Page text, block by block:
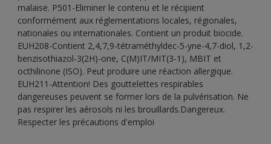
malaise. P501-Eliminer le contenu et le récipient
conformément aux réglementations locales, régionales,
nationales ou internationales. Contient un produit biocide.
EUH208-Contient 2,4,7,9-tétraméthyldec-5-yne-4,7-diol, 1,2-
benzisothiazol-3(2H)-one, C(M)IT/MIT(3-1), MBIT et
octhilinone (ISO). Peut produire une réaction allergique.
EUH211-Attention! Des gouttelettes respirables
dangereuses peuvent se former lors de la pulvérisation. Ne
pas respirer les aérosols ni les brouillards.Dangereux.
Respecter les précautions d'emploi